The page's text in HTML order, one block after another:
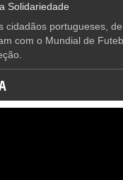
Solidariedade
cidadãos portugueses,
com o Mundial de